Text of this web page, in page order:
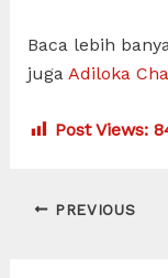
Baca lebih
juga Adiloka
Post Views:
Post
PREVIOUS